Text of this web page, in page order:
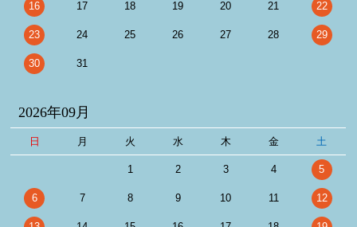
16 17 18 19 20 21 22
23 24 25 26 27 28 29
30 31
2026年09月
日 月 火 水 木 金 土
1 2 3 4 5
6 7 8 9 10 11 12